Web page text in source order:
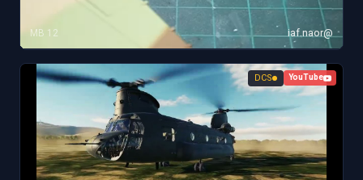
@iaf.naor
12 MB
YouTube
DCS